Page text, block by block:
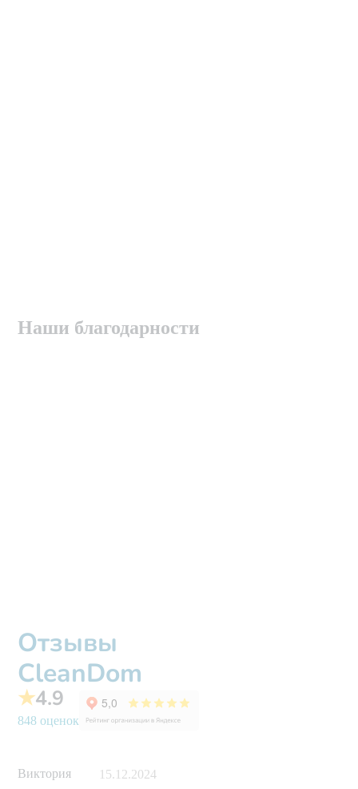
Наши благодарности
Отзывы
CleanDom
★4.9
848 оценок
Виктория
15.12.2024